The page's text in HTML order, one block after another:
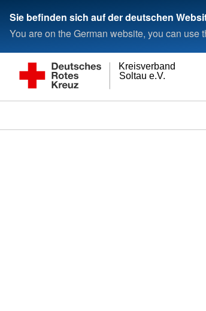
Sie befinden sich auf der deutschen
You are on the German website, you can
Soltau e.V.
Kreisverband